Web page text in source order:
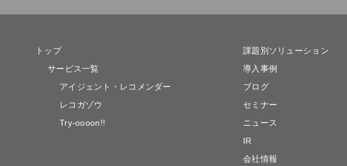
トップ
サービス一覧
アイジェント・レコメンダー
レコガゾウ
Try-oooon!!
課題別ソリューション
導入事例
ブログ
セミナー
ニュース
IR
会社情報